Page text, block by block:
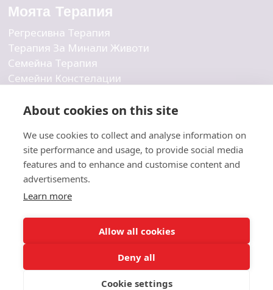
Моята Терапия
Регресивна Терапия
Терапия За Минали Животи
Семейна Терапия
Семейни Констелации
Вътрешна Детска Терапия
Холистична Терапия
Фирма
Свържете Се С Нас
За Нас
Емоционални мостове. Всички права запазени.
About cookies on this site
We use cookies to collect and analyse information on
site performance and usage, to provide social media
features and to enhance and customise content and
advertisements.
Learn more
Allow all cookies
Deny all
Cookie settings